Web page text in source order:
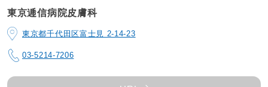
東京逓信病院皮膚科
東京都千代田区富士見 2-14-23
03-5214-7206